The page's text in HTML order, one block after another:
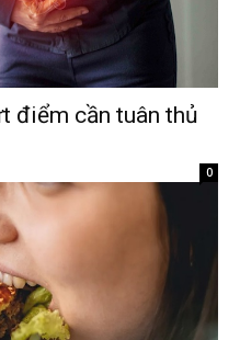
điểm cần tuân thủ
0